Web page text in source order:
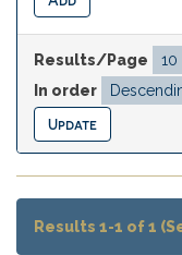
Results/Page
In order
Results 1-1 of 1